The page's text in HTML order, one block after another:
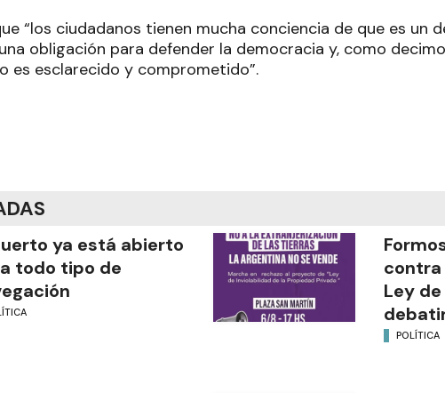
“los ciudadanos tienen mucha conciencia de que es un
obligación para defender la democracia y, como
es esclarecido y comprometido”.
ya está abierto
todo tipo de
Ley
POLÍTICA